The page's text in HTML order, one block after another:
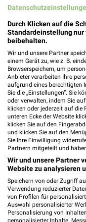
Action
95145
Heute
270,51
NORMA
Hofer
95145
Heute
270,16 km
Discounter
Helmbrechts
Durch Klicken auf die
Standardeinstellung
beibehalten.
Wir und unsere Partner
einem Gerät zu, wie z. B.
Browserspeichern, um
Anbieter verarbeiten Ihre
aufgrund eines berechtigten
Sie die „Einstellungen“. Sie
oder verwalten, indem Sie
klicken oder jederzeit auf die
unteren Ecke der Website
klicken Sie auf den
und klicken Sie auf den
Sie Ihre Einwilligung
Partnern mitgeteilt und
Wir und unsere Partner
Website zu analysieren
Speichern von oder Zugriff
Verwendung reduzierter
von Profilen für
Auswahl personalisierter
Personalisierung von
personalisierter Inhalte.